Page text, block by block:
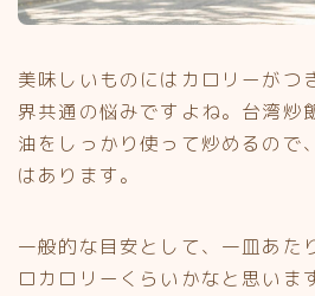
美味しいものにはカロリーがつ
界共通の悩みですよね。台湾炒
油をしっかり使って炒めるので
はあります。
一般的な目安として、一皿あた
ロカロリーくらいかなと思いま